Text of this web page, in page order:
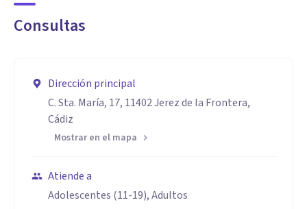
Consultas
Dirección principal
C. Sta. María, 17, 11402 Jerez de la Frontera,
Cádiz
Mostrar en el mapa
Atiende a
Adolescentes (11-19), Adultos